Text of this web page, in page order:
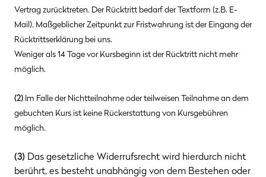
Vertrag zurücktreten. Der Rücktritt bedarf der Textform (z.B. E-
Mail). Maßgeblicher Zeitpunkt zur Fristwahrung ist der Eingang der
Rücktrittserklärung bei uns.
Weniger als14Tage vor Kursbeginn ist der Rücktritt nicht mehr
möglich.
(2) Im Falle der Nichtteilnahme oder teilweisen Teilnahme an dem
gebuchten Kurs ist keine Rückerstattung von Kursgebühren
möglich.
(3) Das gesetzliche Widerrufsrecht wird hierdurch nicht
berührt, es besteht unabhängig von dem Bestehen oder